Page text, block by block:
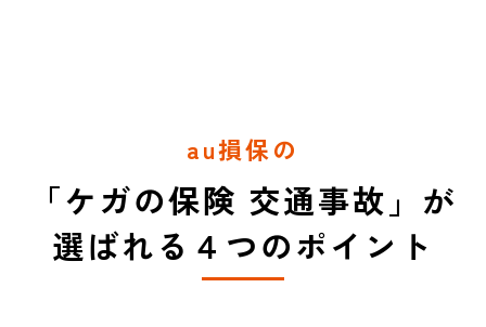
au損保の
「ケガの保険 交通事故」が
選ばれる４つのポイント